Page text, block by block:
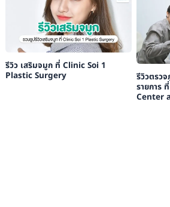
รีวิว เสริมจมูก ที่ Clinic Soi 1
Plastic Surgery
รีวิวตรว
รายการ
Center